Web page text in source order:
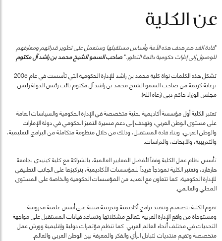
عن الكلية
"قادة الغد هم هدف هذه الأمة وأساس مستقبلها وسنعمل على تطوير قدراتهم ومعارفهم
للوصول إلى إدارات حكومية دائمة التطور."صاحب السمو الشيخ محمد بن راشد آل مكتوم
تشكل هذه الكلمات نواة كلية محمد بن راشد للإدارة الحكومية التي تأسست في عام 2005
برعاية كريمة من صاحب السمو الشيخ محمد بن راشد آل مكتوم نائب رئيس الدولة رئيس
مجلس الوزراء حاكم دبي (رعاه الله).
تعتبر الكلية أول مؤسسة أكاديمية بحثية متخصصة في الإدارة الحكومية والسياسات العامة
على مستوى الوطن العربي، وتهدف إلى دعم مسيرة التميز الحكومي في دولة الإمارات
والوطن العربي، وبناء قادة المستقبل، وذلك من خلال منظومة متكاملة من البرامج التعليمية،
والتدريبية، والأبحاث، والدراسات.
تأسس نظام عمل الكلية وفقاً لأفضل المعايير العالمية، بالشراكة مع كلية كينيدي بجامعة
هارفارد، وتعتبر الكلية نموذجاً فريداً للمؤسسات الأكاديمية، بتركيزها على الجانب التطبيقي
للإدارة الحكومية، كما تتعاون مع العديد من المؤسسات الحكومية والخاصة على المستوى
المحلي والعالمي.
تقوم الكلية بتصميم وتنفيذ برامج أكاديمية وتدريبية مبنية على أسس علمية مدروسة
ومستوحاة من واقع الإدارة العربية لتعالج مشكلاتها وتساعد قيادات المستقبل على مواجهة
التحديات في مختلف أنحاء العالم العربي. كما تنظم مؤتمرات دولية وإقليمية وورش عمل
متخصصة وتقيم منتديات لتبادل الرأي والفكر والمعرفة بين الوطن العربي والعالم.